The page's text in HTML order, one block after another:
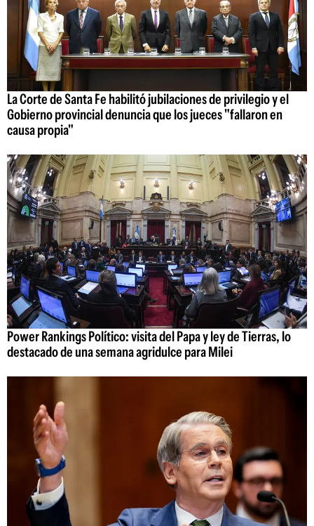
La Corte de Santa Fe habilitó jubilaciones de privilegio y el
Gobierno provincial denuncia que los jueces "fallaron en
causa propia"
Power Rankings Político: visita del Papa y ley de Tierras, lo
destacado de una semana agridulce para Milei